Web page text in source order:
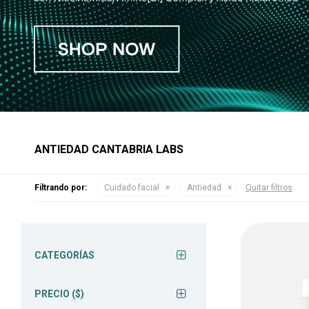
ANTIEDAD CANTABRIA LABS
Filtrando por: Cuidado facial Antiedad Quitar filtros
CATEGORÍAS
PRECIO ($)